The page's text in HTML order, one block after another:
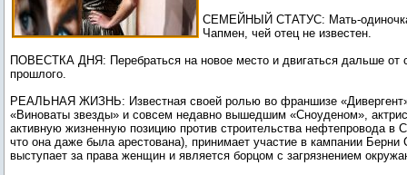
СЕМЕЙНЫЙ СТАТУС: Мать-
Чапмен, чей отец не известен.
ПОВЕСТКА ДНЯ: Перебраться на новое место и двигаться дальше от
прошлого.
РЕАЛЬНАЯ ЖИЗНЬ: Известная своей ролью во франшизе
«Виноваты звезды» и совсем недавно вышедшим «Сноуденом»,
активную жизненную позицию против строительства нефтепровода в
что она даже была арестована), принимает участие в кампании Берни
выступает за права женщин и является борцом с загрязнением